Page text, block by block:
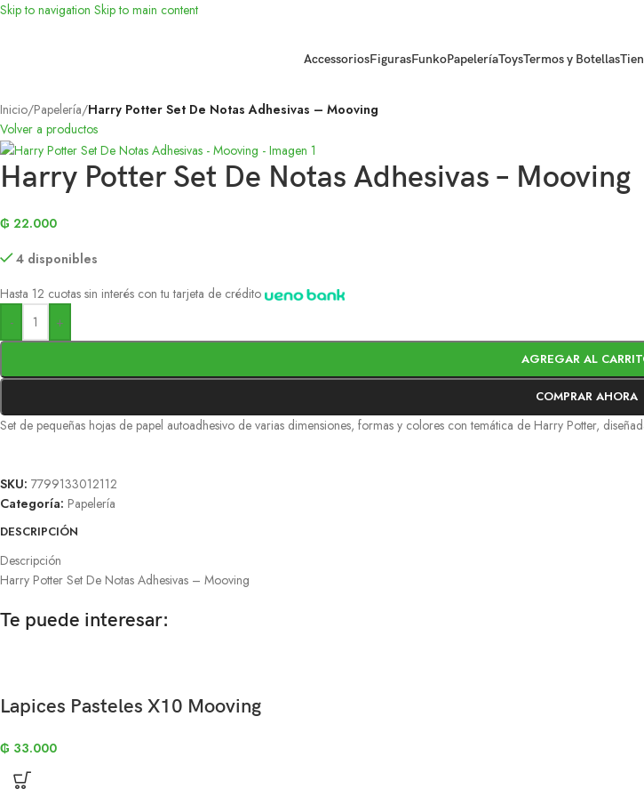
Skip to navigation Skip to main content
AccessoriosFigurasFunkoPapeleríaToysTermos y Botellas
Inicio/Papelería/Harry Potter Set De Notas Adhesivas – Mooving
Volver a productos
Harry Potter Set De Notas Adhesivas – Mooving
₲ 22.000
4 disponibles
Hasta 12 cuotas sin interés con tu tarjeta de crédito
-
+
AGREGAR AL
COMPRAR AHORA
Set de pequeñas hojas de papel autoadhesivo de varias dimensiones, formas y colores con temática de Harry Potter,
SKU: 7799133012112
Categoría: Papelería
DESCRIPCIÓN
Descripción
Harry Potter Set De Notas Adhesivas – Mooving
Te puede interesar:
Lapices Pasteles X10 Mooving
₲ 33.000